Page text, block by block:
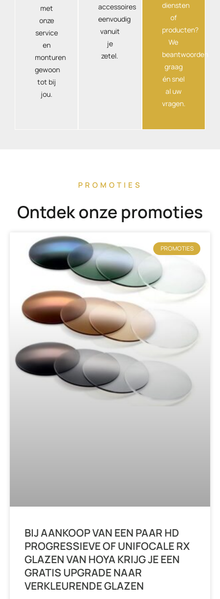
met
onze
service
en
monturen
gewoon
tot bij
jou.
accessoires
eenvoudig
vanuit
je
zetel.
diensten
of
producten?
We
beantwoorden
graag
én snel
al uw
vragen.
PROMOTIES
Ontdek onze promoties
PROMOTIES
BIJ AANKOOP VAN EEN PAAR HD
PROGRESSIEVE OF UNIFOCALE RX
GLAZEN VAN HOYA KRIJG JE EEN
GRATIS UPGRADE NAAR
VERKLEURENDE GLAZEN